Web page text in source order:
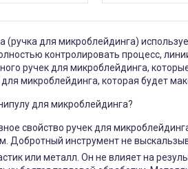
(ручка для микроблейдинга)
контролировать процесс,
ручек для микроблейдинга,
для микроблейдинга, которая будет
для микроблейдинга?
свойство ручек для
Добротный инструмент не
или металл. Он не влияет на